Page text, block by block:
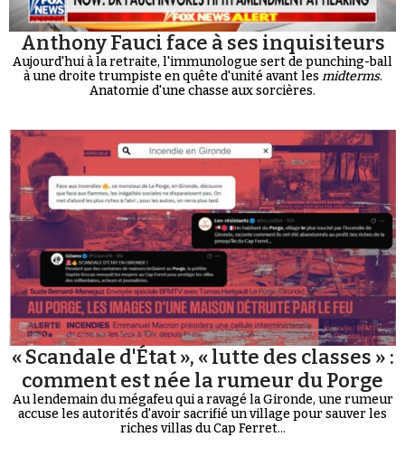
Anthony Fauci face à ses inquisiteurs
Aujourd'hui à la retraite, l'immunologue sert de punching-ball
à une droite trumpiste en quête d'unité avant les midterms.
Anatomie d'une chasse aux sorcières.
« Scandale d'État », « lutte des classes » :
comment est née la rumeur du Porge
Au lendemain du mégafeu qui a ravagé la Gironde, une rumeur
accuse les autorités d'avoir sacrifié un village pour sauver les
riches villas du Cap Ferret...